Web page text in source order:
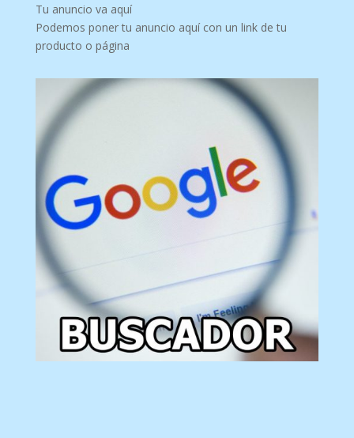
Tu anuncio va aquí
Podemos poner tu anuncio aquí con un link de tu
producto o página